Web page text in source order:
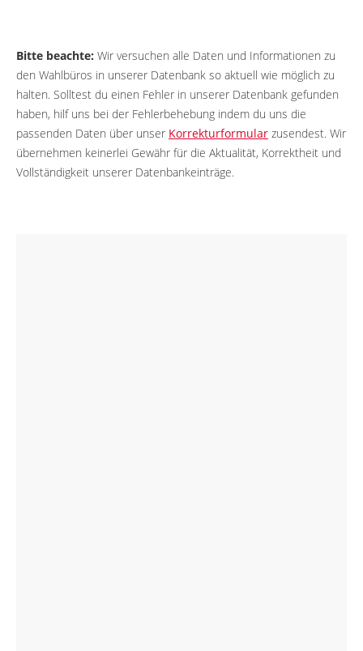
Bitte beachte: Wir versuchen alle Daten und Informationen zu
den Wahlbüros in unserer Datenbank so aktuell wie möglich zu
halten. Solltest du einen Fehler in unserer Datenbank gefunden
haben, hilf uns bei der Fehlerbehebung indem du uns die
passenden Daten über unser Korrekturformular zusendest. Wir
übernehmen keinerlei Gewähr für die Aktualität, Korrektheit und
Vollständigkeit unserer Datenbankeinträge.